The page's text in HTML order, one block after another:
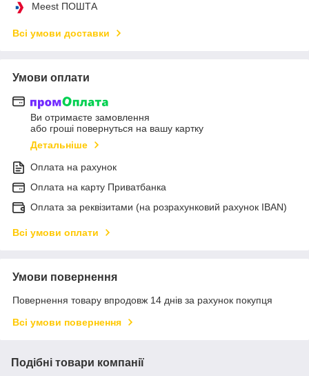
Meest ПОШТА
Всі умови доставки
Умови оплати
Ви отримаєте замовлення
або гроші повернуться на вашу картку
Детальніше
Оплата на рахунок
Оплата на карту Приватбанка
Оплата за реквізитами (на розрахунковий рахунок IBAN)
Всі умови оплати
Умови повернення
Повернення товару впродовж 14 днів за рахунок покупця
Всі умови повернення
Подібні товари компанії